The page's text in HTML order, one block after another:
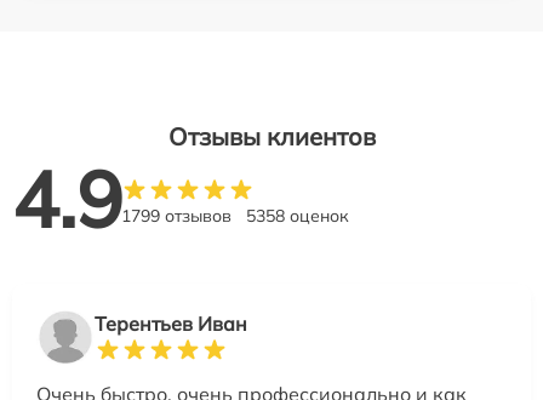
Отзывы клиентов
4.91799 отзывов 5358 оценок
Терентьев Иван
Очень быстро, очень профессионально и как